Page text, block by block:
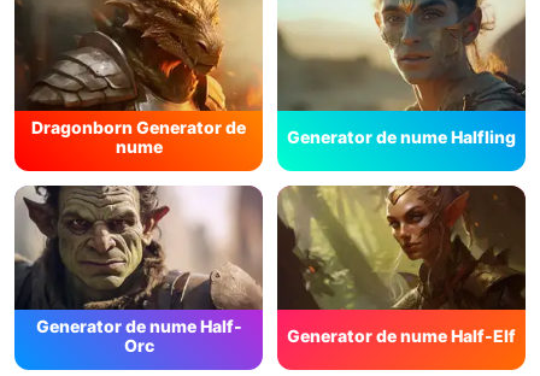
Dragonborn Generator de
nume
Generator de nume Halfling
Generator de nume Half-
Orc
Generator de nume Half-Elf